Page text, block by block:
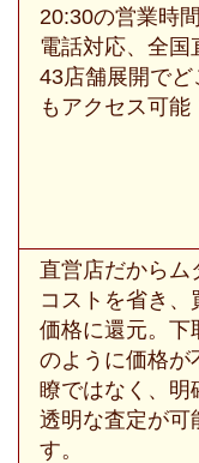
20:30の営業時
電話対応、全国
43店舗展開でど
もアクセス可能
直営店だからム
コストを省き、
価格に還元。下
のように価格が
瞭ではなく、明
透明な査定が可
す。